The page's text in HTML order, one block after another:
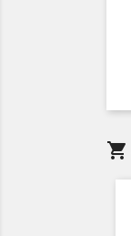
shopping_cart